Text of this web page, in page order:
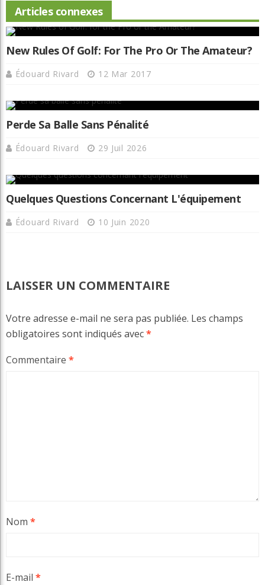
Articles connexes
New Rules Of Golf: For The Pro Or The Amateur?
Édouard Rivard 12 Mar 2017
Perde Sa Balle Sans Pénalité
Édouard Rivard 29 Juil 2026
Quelques Questions Concernant L'équipement
Édouard Rivard 10 Juin 2020
LAISSER UN COMMENTAIRE
Votre adresse e-mail ne sera pas publiée. Les champs
obligatoires sont indiqués avec*
Commentaire *
Nom *
E-mail *